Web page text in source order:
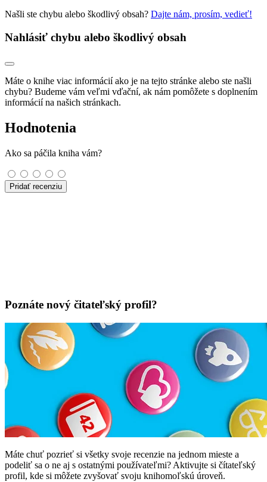
Našli ste chybu alebo škodlivý obsah? Dajte nám, prosím, vedieť!
Nahlásiť chybu alebo škodlivý obsah
Máte o knihe viac informácií ako je na tejto stránke alebo ste našli
chybu? Budeme vám veľmi vďační, ak nám pomôžete s doplnením
informácií na našich stránkach.
Hodnotenia
Ako sa páčila kniha vám?
Pridať recenziu
Poznáte nový čitateľský profil?
Máte chuť pozrieť si všetky svoje recenzie na jednom mieste a
podeliť sa o ne aj s ostatnými používateľmi? Aktivujte si čítateľský
profil, kde si môžete zvyšovať svoju knihomoľskú úroveň.